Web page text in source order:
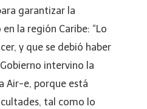
garantizar la
la región Caribe: “Lo
y que se debió haber
intervino la
Air-e, porque está
tal como lo